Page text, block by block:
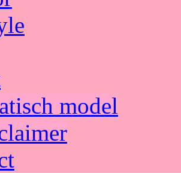
model